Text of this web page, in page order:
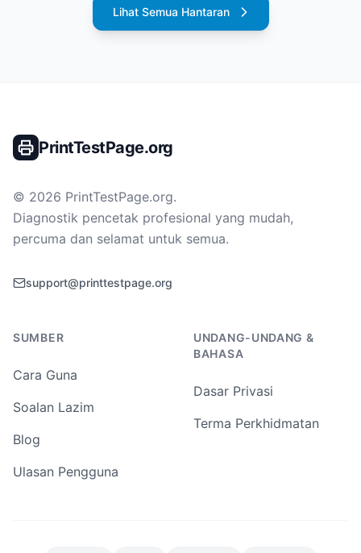
Lihat Semua Hantaran
PrintTestPage.org
© 2026 PrintTestPage.org.
Diagnostik pencetak profesional yang mudah,
percuma dan selamat untuk semua.
support@printtestpage.org
SUMBER
Cara Guna
Soalan Lazim
Blog
Ulasan Pengguna
UNDANG-UNDANG &
BAHASA
Dasar Privasi
Terma Perkhidmatan